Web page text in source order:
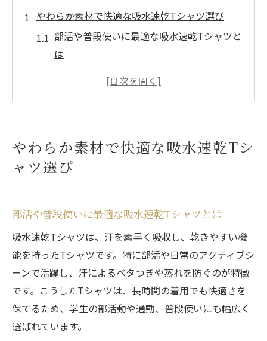
やわらか素材で快適な吸水速乾Tシャツ選び
部活や普段使いに最適な吸水速乾Tシャツと
は
やわらか素材ドライTシャツの選び方ポイン
肌ざわりの良さが決め手の部活用Tシャツ選
び
秘訣
部活におすすめの吸水速乾Tシャツを徹底比
やわらかいドライTシャツで快適な日常を実
感
吸水速乾Tシャツが部活に選ばれる理由とは
やわらか素材で快適な吸水速乾Tシ
ャツ選び
部活や普段使いに最適な吸水速乾Tシャツとは
吸水速乾Tシャツは、汗を素早く吸収し、乾きやすい機
能を持ったTシャツです。特に部活や日常のアクティブシ
ーンで活躍し、汗によるベタつきや蒸れを防ぐのが特徴
です。こうしたTシャツは、長時間の着用でも快適さを
保てるため、学生の部活動や通勤、普段使いにも幅広く
選ばれています。